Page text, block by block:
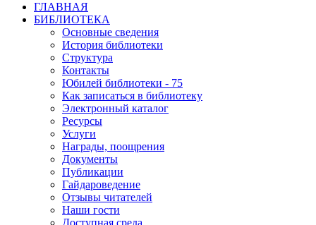
ГЛАВНАЯ
БИБЛИОТЕКА
Основные сведения
История библиотеки
Структура
Контакты
Юбилей библиотеки - 75
Как записаться в библиотеку
Электронный каталог
Ресурсы
Услуги
Награды, поощрения
Документы
Публикации
Гайдароведение
Отзывы читателей
Наши гости
Доступная среда